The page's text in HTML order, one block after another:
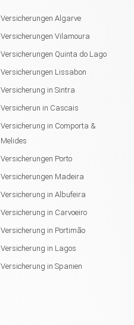
Versicherungen Algarve
Versicherungen Vilamoura
Versicherungen Quinta do Lago
Versicherungen Lissabon
Versicherung in Sintra
Versicherun in Cascais
Versicherung in Comporta &
Melides
Versicherungen Porto
Versicherungen Madeira
Versicherung in Albufeira
Versicherung in Carvoeiro
Versicherung in Portimão
Versicherung in Lagos
Versicherung in Spanien